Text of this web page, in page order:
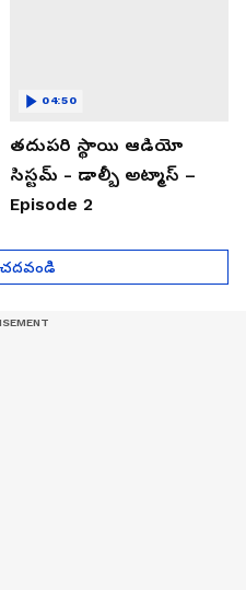
తదుపరి స్థాయి ఆడియో
సిస్టమ్ - డాల్బీ అట్మాస్ –
Episode 2
04:50